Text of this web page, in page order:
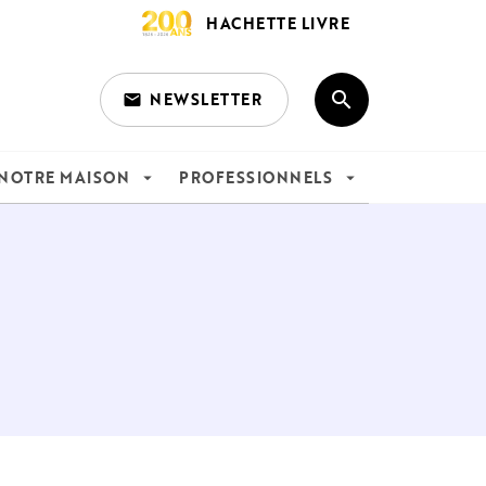
HACHETTE LIVRE
email NEWSLETTER search
MAISON arrow_drop_down PROFESSIONNELS arrow_drop_down